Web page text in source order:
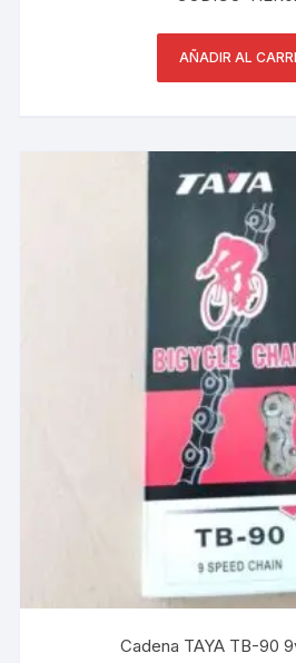
AÑADIR AL
Cadena TAYA TB-90